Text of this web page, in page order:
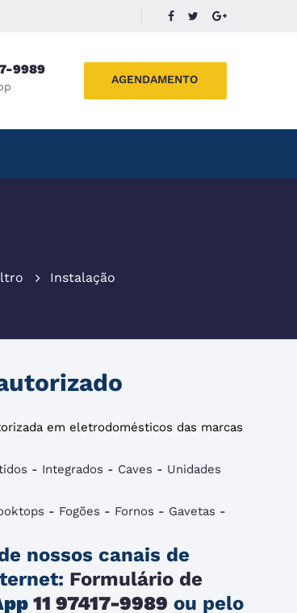
AGENDAMENTO
9989
Instalação
em eletrodomésticos das marcas
- Integrados - Caves - Unidades
- Fogões - Fornos - Gavetas -
nossos canais de
Formulário de
11 97417-9989 ou pelo